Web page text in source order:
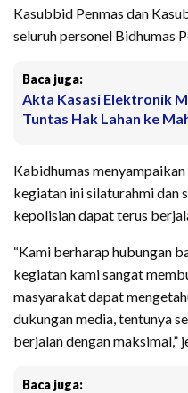
Kasubbid Penmas dan
seluruh personel Bidhumas
Baca juga:
Akta Kasasi Elektronik
Tuntas Hak Lahan ke
Kabidhumas
kegiatan ini silaturahmi dan
kepolisian dapat terus
“Kami berharap hubungan
kegiatan kami sangat
masyarakat dapat
dukungan media, tentunya
berjalan dengan maksimal,”
Baca juga: